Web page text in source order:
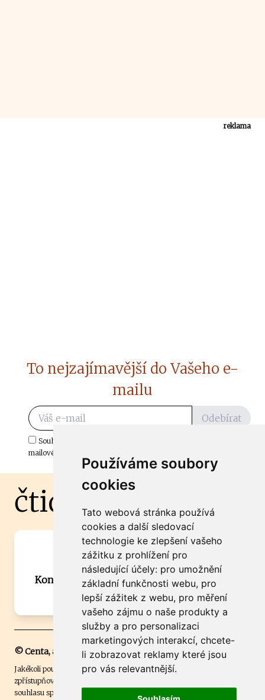
Používáme soubory
cookies
Tato webová stránka používá
cookies a další sledovací
technologie ke zlepšení vašeho
zážitku z prohlížení pro
následující účely: pro umožnění
základní funkčnosti webu, pro
lepší zážitek z webu, pro měření
vašeho zájmu o naše produkty a
služby a pro personalizaci
marketingových interakcí, chcete-
li zobrazovat reklamy které jsou
pro vás relevantnější.
reklama
To nejzajímavější do Vašeho e-
mailu
Odebírat
Souhlasím s odběrem důležitých zpráv ze ČtiDoma.cz do mé e-
mailové schránky.
čtidoma.cz
Máte zajímavou informaci? Chcete
spolupracovat?
Kontaktujte šéfredaktora Martina Chalupu:
chalupa@ctidoma.cz
© Centa, a.s.
Jakékoli použití obsahu včetně převzetí, šíření či dalšího užití a
zpřístupňování textových či obrazových materiálů bez písemného
souhlasu společnosti Centa,a.s. je zakázáno. Čtenář svým přihlášením